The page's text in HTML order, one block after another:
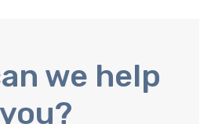
we help
you?